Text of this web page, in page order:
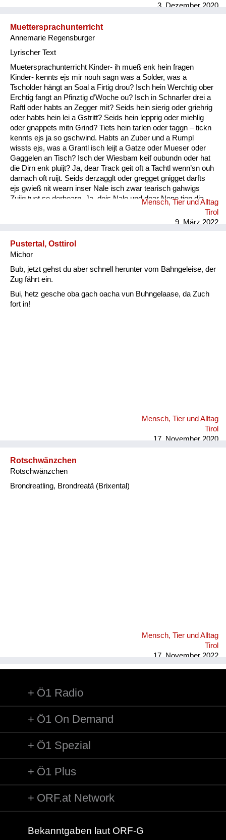
3. Dezember 2020
Muettersprachunterricht
Annemarie Regensburger
Lyrischer Text
Muetersprachunterricht Kinder- ih mueß enk hein fragen
Kinder- kennts ejs mir nouh sagn was a Solder, was a
Tscholder hängt an Soal a Firtig drou? Isch hein Werchtig ober
Erchtig fangt an Pfinztig d’Woche ou? Isch in Schnarfer drei a
Raftl oder habts an Zegger mit? Seids hein sierig oder griehrig
oder habts hein lei a Gstritt? Seids hein lepprig oder miehlig
oder gnappets mitn Grind? Tiets hein tarlen oder taggn – tickn
kennts ejs ja so gschwind. Habts an Zuber und a Rumpl
wissts ejs, was a Grantl isch leijt a Gatze oder Mueser oder
Gaggelen an Tisch? Isch der Wiesbam keif oubundn oder hat
die Dirn enk pluijt? Ja, dear Track geit oft a Tachtl wenn’sn ouh
darnach oft ruijt. Seids derzagglt oder gregget gnigget darfts
ejs gwieß nit wearn inser Nale isch zwar tearisch gahwigs
Zuijg tuet se derhearn. Ja, dejs Nale und dear Nene tien dia
Wearter gwieß verschtiahn. Kinder- ejs darfts nie vergessn :
Mensch, Tier und Alltag
Tirol
9. März 2022
Pustertal, Osttirol
Michor
Bub, jetzt gehst du aber schnell herunter vom Bahngeleise, der
Zug fährt ein.
Bui, hetz gesche oba gach oacha vun Buhngelaase, da Zuch
fort in!
Mensch, Tier und Alltag
Tirol
17. November 2020
Rotschwänzchen
Rotschwänzchen
Brondreatling, Brondreatä (Brixental)
Mensch, Tier und Alltag
Tirol
17. November 2022
Ö1 Radio
Ö1 On Demand
Ö1 Spezial
Ö1 Plus
ORF.at Network
Bekanntgaben laut ORF-G